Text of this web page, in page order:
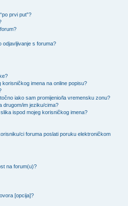
prvi put”?
odjavljivanje s foruma?
korisničkog imena na online popisu?
iako sam promijenio/la vremensku zonu?
drugom/im jeziku/cima?
ispod mojeg korisničkog imena?
ci foruma poslati poruku elektroničkom
na forum(u)?
[opcija]?